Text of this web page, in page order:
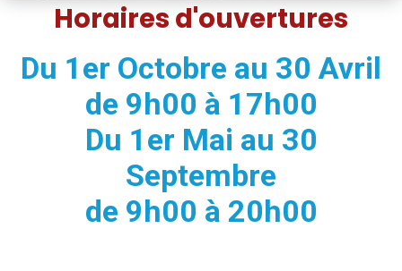
Horaires d'ouvertures
Du 1er Octobre au 30 Avril
de 9h00 à 17h00
Du 1er Mai au 30
Septembre
de 9h00 à 20h00